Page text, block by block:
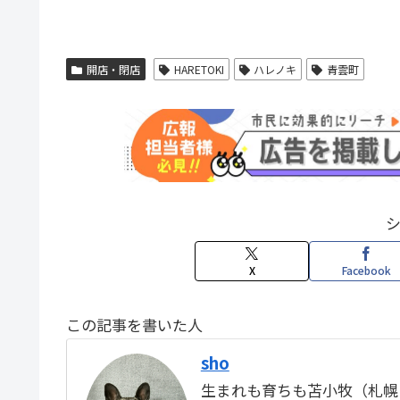
開店・閉店 HARETOKI ハレノキ 青雲町
X Facebook
この記事を書いた人
sho
生まれも育ちも苫小牧（札